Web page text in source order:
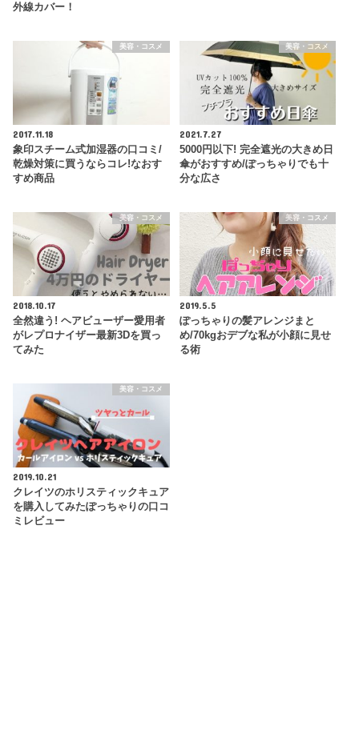
外線カバー！
美容・コスメ
2017.11.18
象印スチーム式加湿器の口コミ/
乾燥対策に買うならコレ!なおす
すめ商品
美容・コスメ
2021.7.27
5000円以下! 完全遮光の大きめ日
傘がおすすめ/ぽっちゃりでも十
分な広さ
美容・コスメ
2018.10.17
全然違う! ヘアビューザー愛用者
がレプロナイザー最新3Dを買っ
てみた
美容・コスメ
2019.5.5
ぽっちゃりの髪アレンジまと
め/70kgおデブな私が小顔に見せ
る術
美容・コスメ
2019.10.21
クレイツのホリスティックキュア
を購入してみたぽっちゃりの口コ
ミレビュー